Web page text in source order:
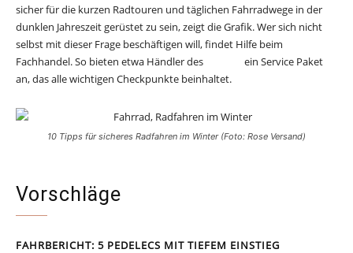
sicher für die kurzen Radtouren und täglichen Fahrradwege in der
dunklen Jahreszeit gerüstet zu sein, zeigt die Grafik. Wer sich nicht
selbst mit dieser Frage beschäftigen will, findet Hilfe beim
Fachhandel. So bieten etwa Händler des
ein Service Paket
an, das alle wichtigen Checkpunkte beinhaltet.
10 Tipps für sicheres Radfahren im Winter (Foto: Rose Versand)
Vorschläge
FAHRBERICHT: 5 PEDELECS MIT TIEFEM EINSTIEG